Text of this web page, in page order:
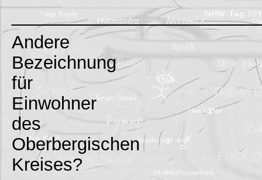
Andere
Bezeichnung
für
Einwohner
des
Oberbergischen
Kreises?